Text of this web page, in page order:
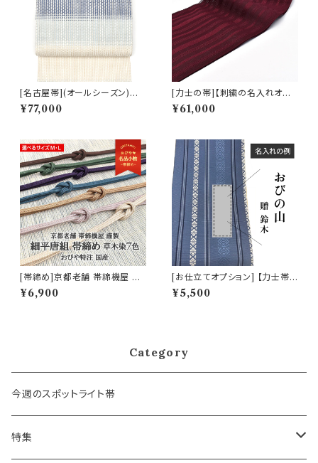
[名古屋帯](オールシーズン)米
沢 近賢織物 謹製 蜃気楼 オー
ロラ 八寸帯 絹×和紙 日本製(商
¥77,000
[力士の帯]【刺繍の名入れオプ
ション有】博多帯(夏用) 黒木織
物 謹製 紗献上『紅黒』五献上柄
¥61,000
[帯締め]京都老舗 帯締機屋 謹
製 7mmスリム 細平唐組 草木
染 正絹 日本製(商品番号:1494
¥6,900
[お仕立てオプション] 【力士帯
用 刺繍の名入れ】贈り物の帯な
どに (商品番号:naire)
¥5,500
Category
今週のスポットライト帯
特集